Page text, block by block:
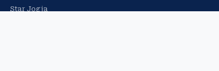
Star Jogja